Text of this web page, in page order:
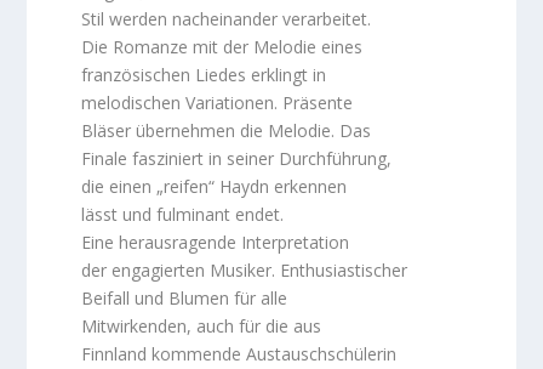
Stil werden nacheinander verarbeitet.
Die Romanze mit der Melodie eines
französischen Liedes erklingt in
melodischen Variationen. Präsente
Bläser übernehmen die Melodie. Das
Finale fasziniert in seiner Durchführung,
die einen „reifen“ Haydn erkennen
lässt und fulminant endet.
Eine herausragende Interpretation
der engagierten Musiker. Enthusiastischer
Beifall und Blumen für alle
Mitwirkenden, auch für die aus
Finnland kommende Austauschschülerin